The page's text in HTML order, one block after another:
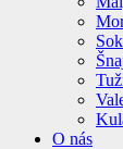
O nás